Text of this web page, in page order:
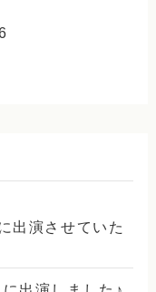
出演させていた